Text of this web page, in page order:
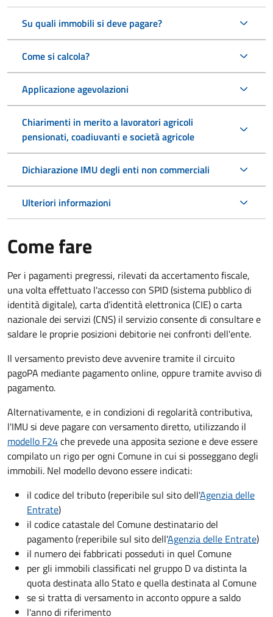
Su quali immobili si deve pagare?
Come si calcola?
Applicazione agevolazioni
Chiarimenti in merito a lavoratori agricoli
pensionati, coadiuvanti e società agricole
Dichiarazione IMU degli enti non commerciali
Ulteriori informazioni
Come fare
Per i pagamenti pregressi, rilevati da accertamento fiscale,
una volta effettuato l'accesso con SPID (sistema pubblico di
identità digitale), carta d’identità elettronica (CIE) o carta
nazionale dei servizi (CNS) il servizio consente di consultare e
saldare le proprie posizioni debitorie nei confronti dell'ente.
Il versamento previsto deve avvenire tramite il circuito
pagoPA mediante pagamento online, oppure tramite avviso di
pagamento.
Alternativamente, e in condizioni di regolarità contributiva,
l'IMU si deve pagarecon versamento diretto, utilizzando il
modello F24che prevede una apposita sezione e deve essere
compilato un rigo per ogni Comune in cui si posseggano degli
immobili. Nel modello devono essere indicati:
il codice del tributo(reperibile sul sito dell'Agenzia delle
Entrate)
il codice catastale del Comunedestinatario del
pagamento (reperibile sul sito dell'Agenzia delle Entrate)
il numero dei fabbricati posseduti in quel Comune
per gli immobili classificati nel gruppo D va distinta la
quota destinata allo Stato e quella destinata al Comune
se si tratta di versamento in acconto oppure a saldo
l'anno di riferimento